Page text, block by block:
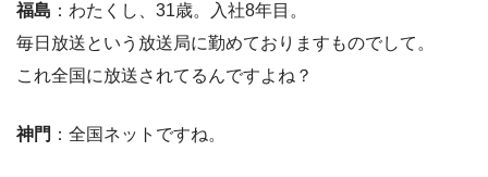
福島 ：わたくし、31歳。入社8年目。
毎日放送という放送局に勤めておりますものでして。
これ全国に放送されてるんですよね？
神門 ：全国ネットですね。